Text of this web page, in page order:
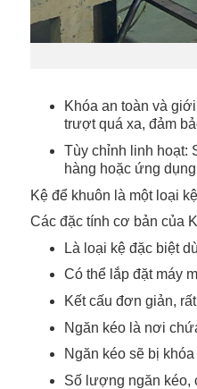
Khóa an toàn và
trượt quá xa, đảm
Tùy chỉnh linh hoạt:
hàng hoặc ứng
Kệ để khuôn là một loại
Các đặc tính cơ bản của
Là loại kệ đặc biệt
Có thể lắp đặt máy
Kết cấu đơn giản,
Ngăn kéo là nơi
Ngăn kéo sẽ bị
Số lượng ngăn kéo,